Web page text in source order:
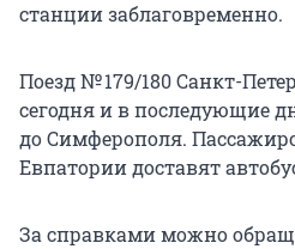
станции заблаговременно.
Поезд № 179/180 Санкт-
сегодня и в последующие
до Симферополя.
Евпатории доставят
За справками можно